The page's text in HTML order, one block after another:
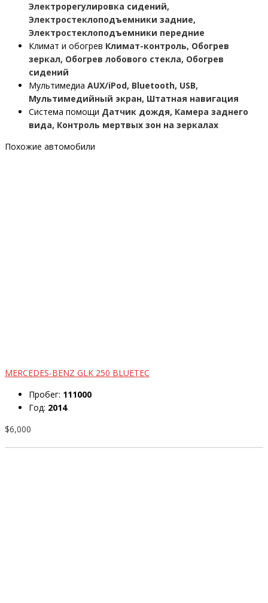
Электрорегулировка сидений,
Электростеклоподъемники задние,
Электростеклоподъемники передние
Климат и обогрев Климат-контроль, Обогрев
зеркал, Обогрев лобового стекла, Обогрев
сидений
Мультимедиа AUX/iPod, Bluetooth, USB,
Мультимедийный экран, Штатная навигация
Система помощи Датчик дождя, Камера заднего
вида, Контроль мертвых зон на зеркалах
Похожие автомобили
MERCEDES-BENZ GLK 250 BLUETEC
Пробег: 111000
Год: 2014
$6,000